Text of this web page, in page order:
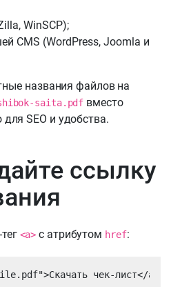
WinSCP);
CMS (WordPress, Joomla и
названия файлов на
saita.pdf вместо
SEO и удобства.
ссылку
<a> с атрибутом href:
чек-лист</a>